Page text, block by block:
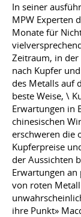
In seiner
MPW Experten
Monate für
Zeitraum, in der
nach Kupfer
des Metalls auf
beste Weise, \
Erwartungen in
chinesischen
erschweren die
Kupferpreise
der Aussichten
Erwartungen
von roten
ihre Punkt»